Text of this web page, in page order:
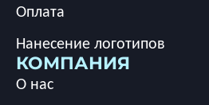
Оплата
Нанесение логотипов
КОМПАНИЯ
О нас